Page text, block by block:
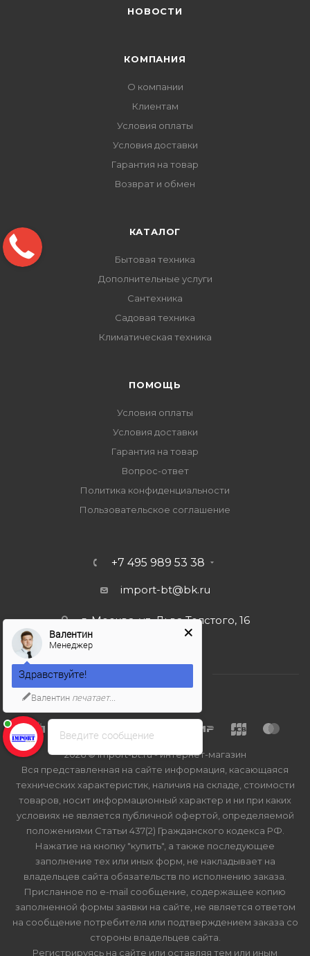
НОВОСТИ
КОМПАНИЯ
О компании
Клиентам
Условия оплаты
Условия доставки
Гарантия на товар
Возврат и обмен
КАТАЛОГ
Бытовая техника
Дополнительные услуги
Сантехника
Садовая техника
Климатическая техника
ПОМОЩЬ
Условия оплаты
Условия доставки
Гарантия на товар
Вопрос-ответ
Политика конфиденциальности
Пользовательское соглашение
+7 495 989 53 38
import-bt@bk.ru
г. Москва, ул. Льва Толстого, 16
2026 © Import-bt.ru - интернет-магазин
Вся представленная на сайте информация, касающаяся
технических характеристик, наличия на складе, стоимости
товаров, носит информационный характер и ни при каких
условиях не является публичной офертой, определяемой
положениями Статьи 437(2) Гражданского кодекса РФ.
Нажатие на кнопку "купить", а также последующее
заполнение тех или иных форм, не накладывает на
владельцев сайта обязательств по исполнению заказа.
Присланное по e-mail сообщение, содержащее копию
заполненной формы заявки на сайте, не является ответом
на сообщение потребителя или подтверждением заказа со
стороны владельцев сайта.
Регистрируясь на сайте или оставляя тем или иным
Введите сообщение
Валентин
Менеджер
Здравствуйте!
Валентин печатает...